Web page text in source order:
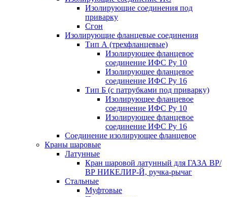
Изолирующие соединения под
приварку
Сгон
Изолирующие фланцевые соединения
Тип А (трехфланцевые)
Изолирующее фланцевое
соединение ИФС Ру 10
Изолирующее фланцевое
соединение ИФС Ру 16
Тип Б (с патрубками под приварку)
Изолирующее фланцевое
соединение ИФС Ру 10
Изолирующее фланцевое
соединение ИФС Ру 16
Соединение изолирующее фланцевое
Краны шаровые
Латунные
Кран шаровой латунный для ГАЗА ВР/
ВР НИКЕЛИР-Й, ручка-рычаг
Стальные
Муфтовые